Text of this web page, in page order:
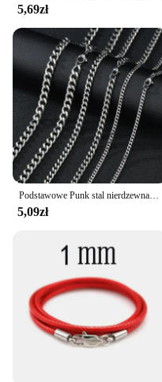
5,69zł
Podstawowe Punk stal nierdzewna 3,5,7mm Curb kubańskie naszyjniki dla kobiet mężczyzn czarny złoty kolor Link Chain Chokers solidna biżuteria metalowa
5,09zł